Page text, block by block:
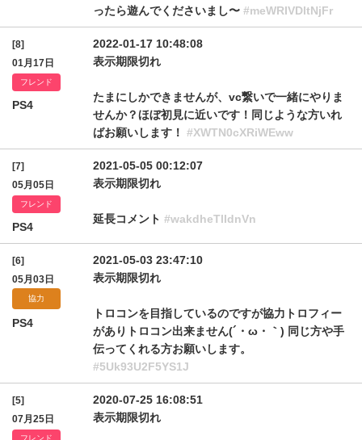
ったら遊んでくださいまし〜 #meWRIVDltNjFr
[8]
01月17日
フレンド
PS4
2022-01-17 10:48:08
表示期限切れ
たまにしかできませんが、vc繋いで一緒にやりま
せんか？ほぼ初見に近いです！同じような方いれ
ばお願いします！ #XWTN0cXRiWEww
[7]
05月05日
フレンド
PS4
2021-05-05 00:12:07
表示期限切れ
延長コメント #wakdheTlIdnVn
[6]
05月03日
協力
PS4
2021-05-03 23:47:10
表示期限切れ
トロコンを目指しているのですが協力トロフィー
がありトロコン出来ません(´・ω・｀) 同じ方や手
伝ってくれる方お願いします。
#5Uk93U2F5YS1J
[5]
07月25日
フレンド
2020-07-25 16:08:51
表示期限切れ